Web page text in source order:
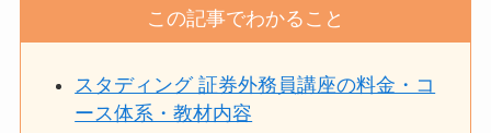
この記事でわかること
スタディング 証券外務員講座の料金・コ
ース体系・教材内容